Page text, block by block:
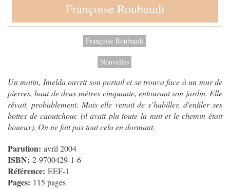
Françoise Roubaudi
Françoise Roubaudi
Nouvelles
Un matin, Imelda ouvrit son portail et se trouva face à un mur de
pierres, haut de deux mètres cinquante, entourant son jardin. Elle
rêvait, probablement. Mais elle venait de s’habiller, d'enfiler ses
bottes de caoutchouc (il avait plu toute la nuit et le chemin était
boueux). On ne fait pas tout cela en dormant.
Parution: avril 2004
ISBN: 2-9700429-1-6
Référence: EEF-1
Pages: 115 pages